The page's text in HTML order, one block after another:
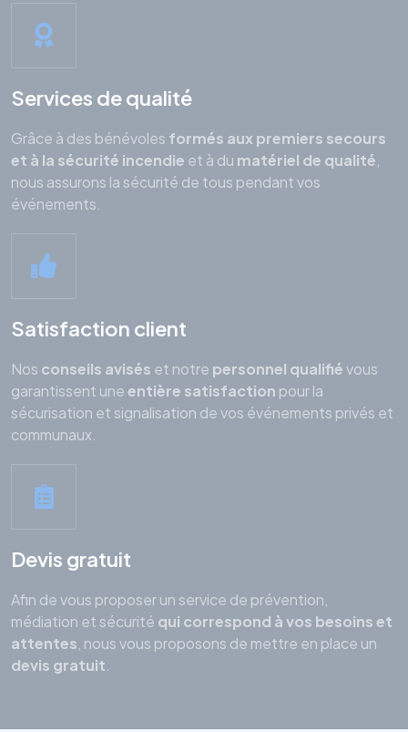
Services de qualité
Grâce à des bénévoles formés aux premiers secours
et à la sécurité incendie et à du matériel de qualité
nous assurons la sécurité de tous pendant vos
événements.
Satisfaction client
Nos conseils avisés et notre personnel qualifiévous
garantissent uneentière satisfaction pour la
sécurisation et signalisation de vos événements privés et
communaux.
Devis gratuit
Afin de vous proposer un service de prévention,
médiation et sécurité qui correspond à vos besoins et
attentes , nous vous proposons de mettre en place un
devis gratuit